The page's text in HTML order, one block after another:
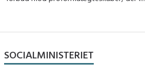
SOCIALMINISTERIET